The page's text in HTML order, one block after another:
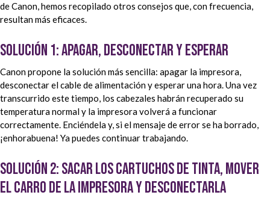
de Canon, hemos recopilado otros consejos que, con frecuencia,
resultan más eficaces.
Solución 1: apagar, desconectar y esperar
Canon propone la solución más sencilla: apagar la impresora,
desconectar el cable de alimentación y esperar una hora. Una vez
transcurrido este tiempo, los cabezales habrán recuperado su
temperatura normal y la impresora volverá a funcionar
correctamente. Enciéndela y, si el mensaje de error se ha borrado,
¡enhorabuena! Ya puedes continuar trabajando.
Solución 2: sacar los cartuchos de tinta, mover
el carro de la impresora y desconectarla